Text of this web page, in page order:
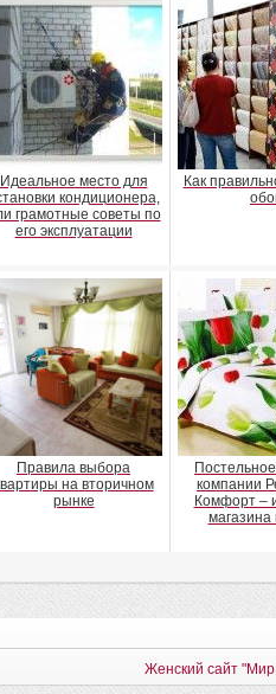
Идеальное место для
кондиционера,
грамотные советы по
его эксплуатации
Как
Правила выбора
на вторичном
рынке
компании
Комфорт –
магазина
Женский сайт